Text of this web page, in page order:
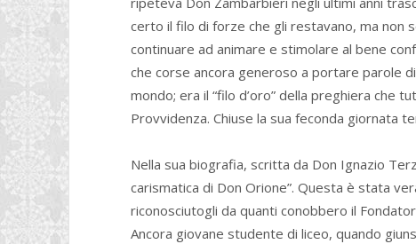
certo il filo di forze che gli restavano, ma non
continuare ad animare e stimolare al bene
che corse ancora generoso a portare parole
mondo; era il “filo d’oro” della preghiera che
Provvidenza. Chiuse la sua feconda giornata
Nella sua biografia, scritta da Don Ignazio
carismatica di Don Orione”. Questa è stata
riconosciutogli da quanti conobbero il
Ancora giovane studente di liceo, quando